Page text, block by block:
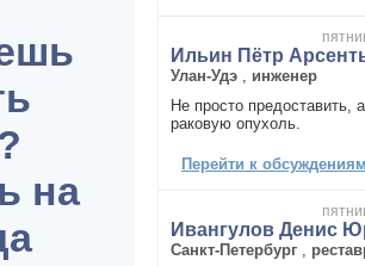
Ильин Пётр
Улан-Удэ
инженер
Не просто предоставить,
раковую опухоль.
Перейти к
Ивангулов Денис
Санкт-Петербург
на